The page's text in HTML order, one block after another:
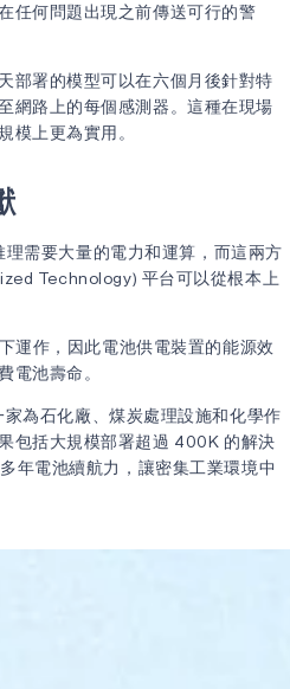
任何問題出現之前傳送可行的警
部署的模型可以在六個月後針對特
網路上的每個感測器。這種在現場
模上更為實用。
需要大量的電力和運算，而這兩方
Technology) 平台可以從根本上
運作，因此電池供電裝置的能源效
電池壽命。
家為石化廠、煤炭處理設施和化學作
包括大規模部署超過 400K 的解決
年電池續航力，讓密集工業環境中